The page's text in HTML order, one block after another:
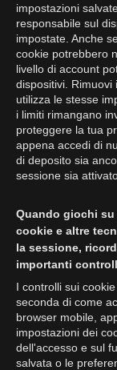
impostazioni
responsabile sul
impostate. Anche
cookie potrebbero
livello di account
dispositivi.
utilizza le stesse
i limiti rimangano
proteggere la tua
appena accedi di
di deposito sia
sessione sia
Quando giochi
cookie e altre
la sessione,
importanti
I controlli sui
seconda di come
browser mobile,
impostazioni dei
dell'accesso e sul
salvata o le